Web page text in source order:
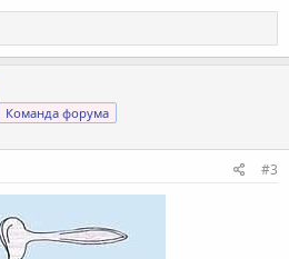
Команда форума
#3